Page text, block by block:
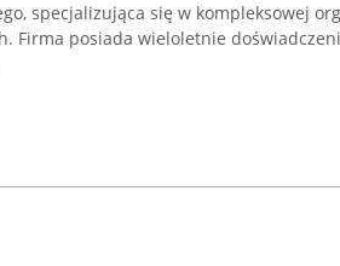
specjalizująca się w kompleksowej
Firma posiada wieloletnie